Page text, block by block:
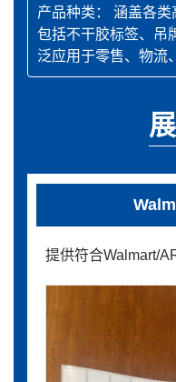
产品种类： 涵盖各类
包括不干胶标签、吊
泛应用于零售、物流
提供符合Walmart/